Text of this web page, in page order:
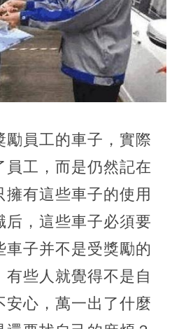
勵員工的車子，實際
員工，而是仍然記在
有這些車子的使用
后，這些車子必須要
車子并不是受獎勵的
有些人就覺得不是自
安心，萬一出了什麼